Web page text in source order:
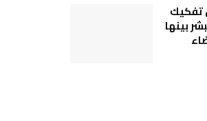
تفكيك
بينها